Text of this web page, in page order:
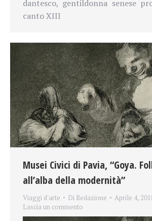
dantesco, gentildonna senese
canto XIII
Musei Civici di Pavia, “Goya.
all’alba della modernità”
Viaggi d'arte Di Redazione
Aprile 4,
Lascia un commento